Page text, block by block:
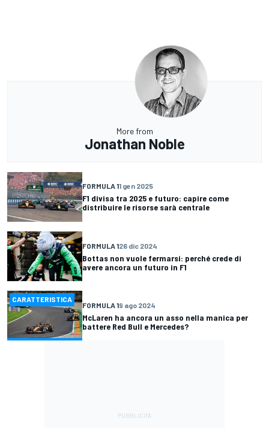
More from
Jonathan Noble
FORMULA 11 gen 2025
F1 divisa tra 2025 e futuro: capire come
distribuire le risorse sarà centrale
FORMULA 126 dic 2024
Bottas non vuole fermarsi: perché crede di
avere ancora un futuro in F1
CARATTERISTICA
FORMULA 19 ago 2024
McLaren ha ancora un asso nella manica per
battere Red Bull e Mercedes?